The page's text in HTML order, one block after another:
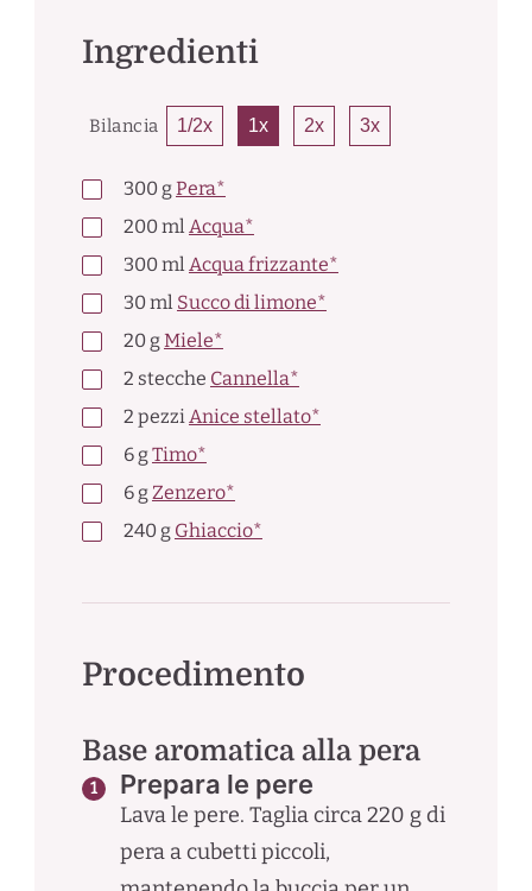
Ingredienti
Bilancia 1/2x 1x 2x 3x
300 gPera*
200mlAcqua*
300mlAcqua frizzante*
30ml Succo di limone*
20 gMiele*
2 stecche Cannella*
2 pezziAnice stellato*
6 gTimo*
6 gZenzero*
240 g Ghiaccio*
Procedimento
Base aromatica alla pera
Prepara le pere
Lava le pere. Taglia circa 220 g di
pera a cubetti piccoli,